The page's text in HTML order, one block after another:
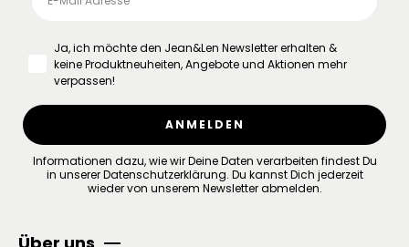
Ja, ich möchte den Jean&Len Newsletter erhalten &
keine Produktneuheiten, Angebote und Aktionen mehr
verpassen!
ANMELDEN
Informationen dazu, wie wir Deine Daten verarbeiten findest Du
in unsererDatenschutzerklärung. Du kannst Dich jederzeit
wieder von unserem Newsletter abmelden.